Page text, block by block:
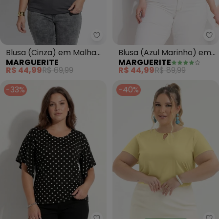
Marguerite - Blusa (Cinza) em
Blusa (Cinza) em Malha
de Viscose
MARGUERITE
R$ 44,99R$ 69,99
Blusa (Azul Marinho) em
Malha Texturizada
MARGUERITE
R$ 44,99R$ 89,99
-33%
-40%